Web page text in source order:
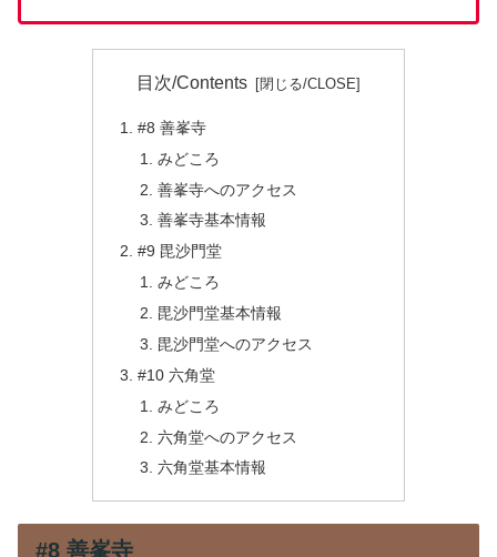
目次/Contents
#8 善峯寺
みどころ
善峯寺へのアクセス
善峯寺基本情報
#9 毘沙門堂
みどころ
毘沙門堂基本情報
毘沙門堂へのアクセス
#10 六角堂
みどころ
六角堂へのアクセス
六角堂基本情報
#8 善峯寺